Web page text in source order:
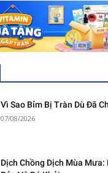
Vì Sao Bỉm Bị Tràn Dù Đã
07/08/2026
Dịch Chồng Dịch Mùa Mưa: